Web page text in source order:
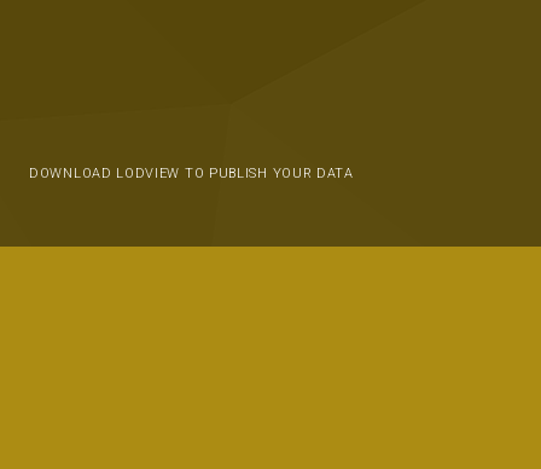
DOWNLOAD LODVIEW TO PUBLISH YOUR DATA